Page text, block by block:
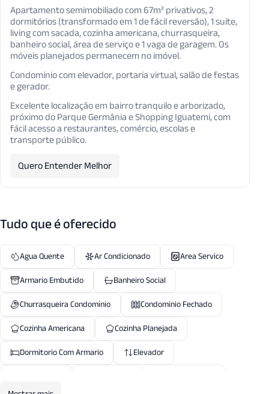
Apartamento semimobiliado com 67m² privativos, 2
dormitórios (transformado em 1 de fácil reversão), 1 suíte,
living com sacada, cozinha americana, churrasqueira,
banheiro social, área de serviço e 1 vaga de garagem. Os
móveis planejados permanecem no imóvel.
Condomínio com elevador, portaria virtual, salão de festas
e gerador.
Excelente localização em bairro tranquilo e arborizado,
próximo do Parque Germânia e Shopping Iguatemi, com
fácil acesso a restaurantes, comércio, escolas e
transporte público.
Quero Entender Melhor
Tudo que é oferecido
Agua Quente Ar Condicionado
Area Servico
Armario Embutido
Banheiro Social
Churrasqueira Condominio
Condominio Fechado
Cozinha Americana
Cozinha Planejada
Dormitorio Com Armario
Elevador